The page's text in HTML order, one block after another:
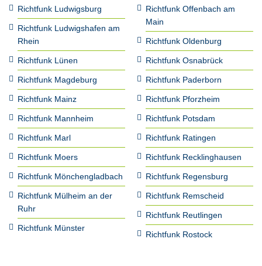
Richtfunk Ludwigsburg
Richtfunk Ludwigshafen am
Rhein
Richtfunk Lünen
Richtfunk Magdeburg
Richtfunk Mainz
Richtfunk Mannheim
Richtfunk Marl
Richtfunk Moers
Richtfunk Mönchengladbach
Richtfunk Mülheim an der
Ruhr
Richtfunk Münster
Richtfunk Offenbach am
Main
Richtfunk Oldenburg
Richtfunk Osnabrück
Richtfunk Paderborn
Richtfunk Pforzheim
Richtfunk Potsdam
Richtfunk Ratingen
Richtfunk Recklinghausen
Richtfunk Regensburg
Richtfunk Remscheid
Richtfunk Reutlingen
Richtfunk Rostock